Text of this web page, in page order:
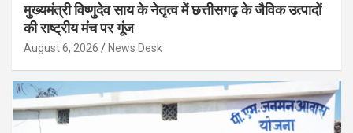
मुख्यमंत्री विष्णुदेव साय के नेतृत्व में छत्तीसगढ़ के जैविक उत्पादों
की राष्ट्रीय मंच पर गूंज
August 6, 2026 News Desk